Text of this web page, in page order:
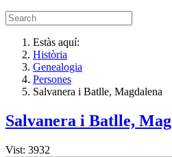
Estàs aquí:
Història
Genealogia
Persones
Salvanera i Batlle, Magdalena
Salvanera i Batlle,
Vist: 3932